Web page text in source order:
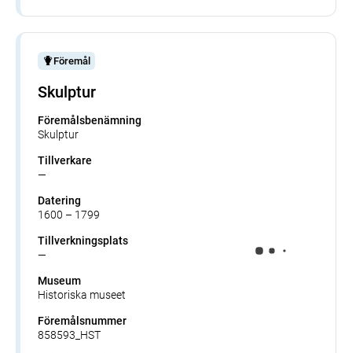
Föremål
Skulptur
Föremålsbenämning
Skulptur
Tillverkare
—
Datering
1600 – 1799
Tillverkningsplats
—
Museum
Historiska museet
Föremålsnummer
858593_HST